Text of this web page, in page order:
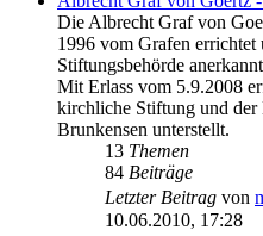
Die Albrecht Graf von
1996 vom Grafen
Stiftungsbehörde
Mit Erlass vom 5.9.2008
kirchliche Stiftung und
Brunkensen unterstellt.
13 Themen
84 Beiträge
Letzter Beitrag von
10.06.2010, 17:28